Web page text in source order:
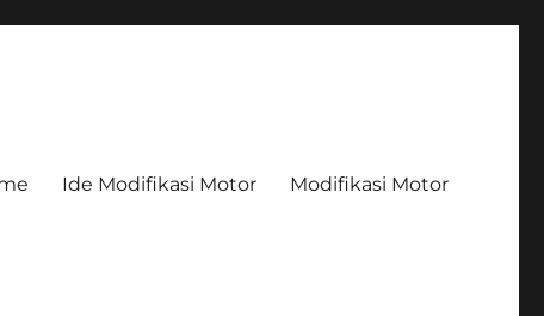
Ide Modifikasi Motor Modifikasi Motor